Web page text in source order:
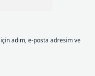
adım, e-posta adresim ve